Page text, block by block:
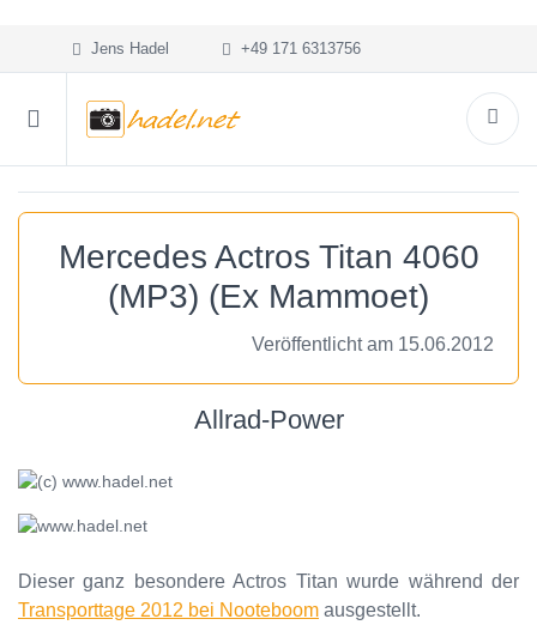
Jens Hadel +49 171 6313756
Mercedes Actros Titan 4060
(MP3) (Ex Mammoet)
Veröffentlicht am 15.06.2012
Allrad-Power
Dieser ganz besondere Actros Titan wurde während der
Transporttage 2012 bei Nooteboom ausgestellt.